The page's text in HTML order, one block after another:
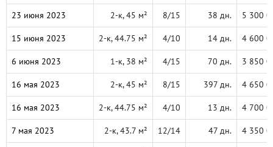
23 июня 2023 2-к, 45 м² 8/15 38 дн. 5 300
15 июня 2023 2-к, 44.75 м² 4/10 14 дн. 4 600
6 июня 2023 1-к, 38 м² 4/15 70 дн. 3 850
16 мая 2023 2-к, 45 м² 8/15 397 дн. 4 650
16 мая 2023 2-к, 44.75 м² 4/10 13 дн. 4 700
7 мая 2023 2-к, 43.7 м² 12/14 47 дн. 4 350